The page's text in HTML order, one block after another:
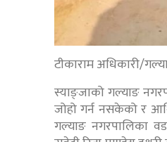
टीकाराम अधिकारी/
स्याङ्जाको गल्याङ
जोहो गर्न नसकेको र
गल्याङ नगरपालिका